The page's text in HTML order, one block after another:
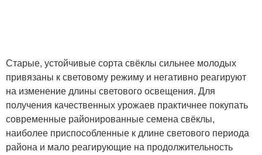
Старые, устойчивые сорта свёклы сильнее молодых
привязаны к световому режиму и негативно реагируют
на изменение длины светового освещения. Для
получения качественных урожаев практичнее покупать
современные районированные семена свёклы,
наиболее приспособленные к длине светового периода
района и мало реагирующие на продолжительность